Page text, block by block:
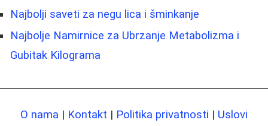
Najbolji saveti za negu lica i šminkanje
Najbolje Namirnice za Ubrzanje Metabolizma i
Gubitak Kilograma
O nama | Kontakt | Politika privatnosti | Uslovi